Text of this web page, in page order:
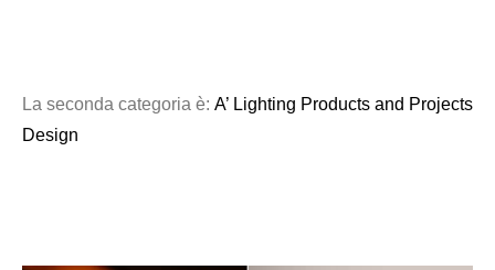
La seconda categoria è: A’ Lighting Products and Projects
Design